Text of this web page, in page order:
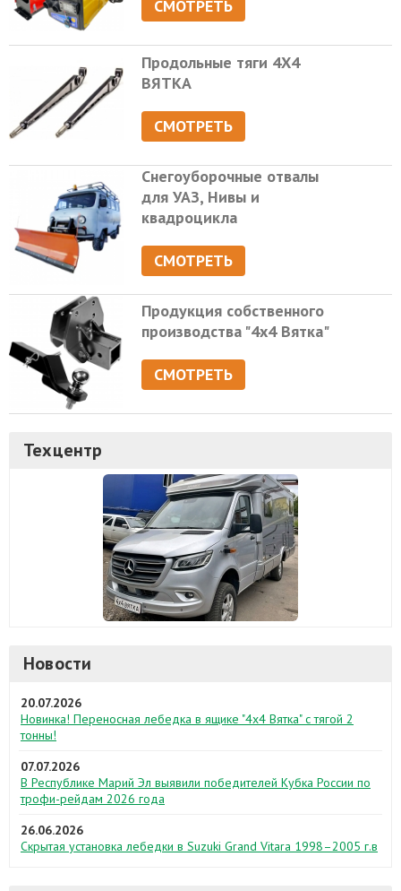
СМОТРЕТЬ
Продольные тяги 4Х4
ВЯТКА
СМОТРЕТЬ
Снегоуборочные отвалы
для УАЗ, Нивы и
квадроцикла
СМОТРЕТЬ
Продукция собственного
производства "4х4 Вятка"
СМОТРЕТЬ
Техцентр
Новости
20.07.2026
Новинка! Переносная лебедка в ящике "4х4 Вятка" с тягой 2
тонны!
07.07.2026
В Республике Марий Эл выявили победителей Кубка России по
трофи-рейдам 2026 года
26.06.2026
Скрытая установка лебедки в Suzuki Grand Vitara 1998–2005 г.в